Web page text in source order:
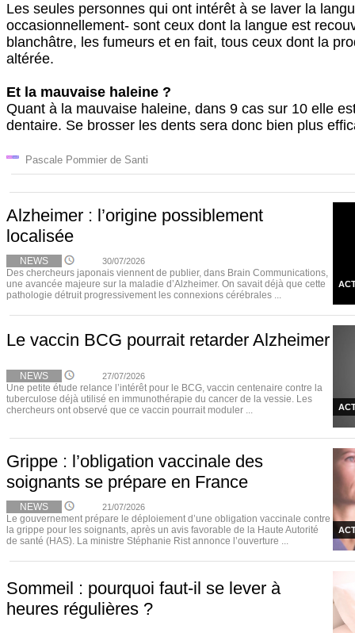
Les seules personnes qui ont intérêt à se laver la
occasionnellement- sont ceux dont la langue est
blanchâtre, les fumeurs et en fait, tous ceux dont la
altérée.
Et la mauvaise haleine ?
Quant à la mauvaise haleine, dans 9 cas sur 10 elle
dentaire. Se brosser les dents sera donc bien plus
Pascale Pommier de Santi
Alzheimer : l’origine possiblement
localisée
NEWS 30/07/2026
Des chercheurs japonais viennent de publier, dans Brain Communications,
une avancée majeure sur la maladie d’Alzheimer. On savait déjà que cette
pathologie détruit progressivement les connexions cérébrales ...
Le vaccin BCG pourrait retarder Alzheimer
NEWS 27/07/2026
Une petite étude relance l’intérêt pour le BCG, vaccin centenaire contre la
tuberculose déjà utilisé en immunothérapie du cancer de la vessie. Les
chercheurs ont observé que ce vaccin pourrait moduler ...
Grippe : l’obligation vaccinale des
soignants se prépare en France
NEWS 21/07/2026
Le gouvernement prépare le déploiement d’une obligation vaccinale contre
la grippe pour les soignants, après un avis favorable de la Haute Autorité
de santé (HAS). La ministre Stéphanie Rist annonce l’ouverture ...
Sommeil : pourquoi faut-il se lever à
heures régulières ?